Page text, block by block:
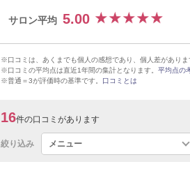
サロン平均 5.00
※口コミは、あくまでも個人の感想であり、個人差がありま
※口コミの平均点は直近1年間の集計となります。 平均点の
※普通＝3が評価時の基準です。 口コミとは
16件の口コミがあります
絞り込み メニュー